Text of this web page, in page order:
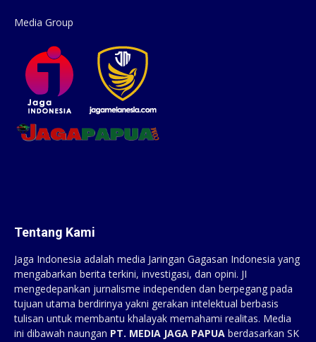
Media Group
Tentang Kami
Jaga Indonesia adalah media Jaringan Gagasan Indonesia yang
mengabarkan berita terkini, investigasi, dan opini. JI
mengedepankan jurnalisme independen dan berpegang pada
tujuan utama berdirinya yakni gerakan intelektual berbasis
tulisan untuk membantu khalayak memahami realitas. Media
ini dibawah naungan PT. MEDIA JAGA PAPUA berdasarkan SK